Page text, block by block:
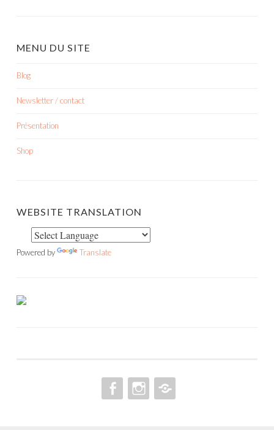
MENU DU SITE
Blog
Newsletter / contact
Présentation
Shop
WEBSITE TRANSLATION
Powered by Translate